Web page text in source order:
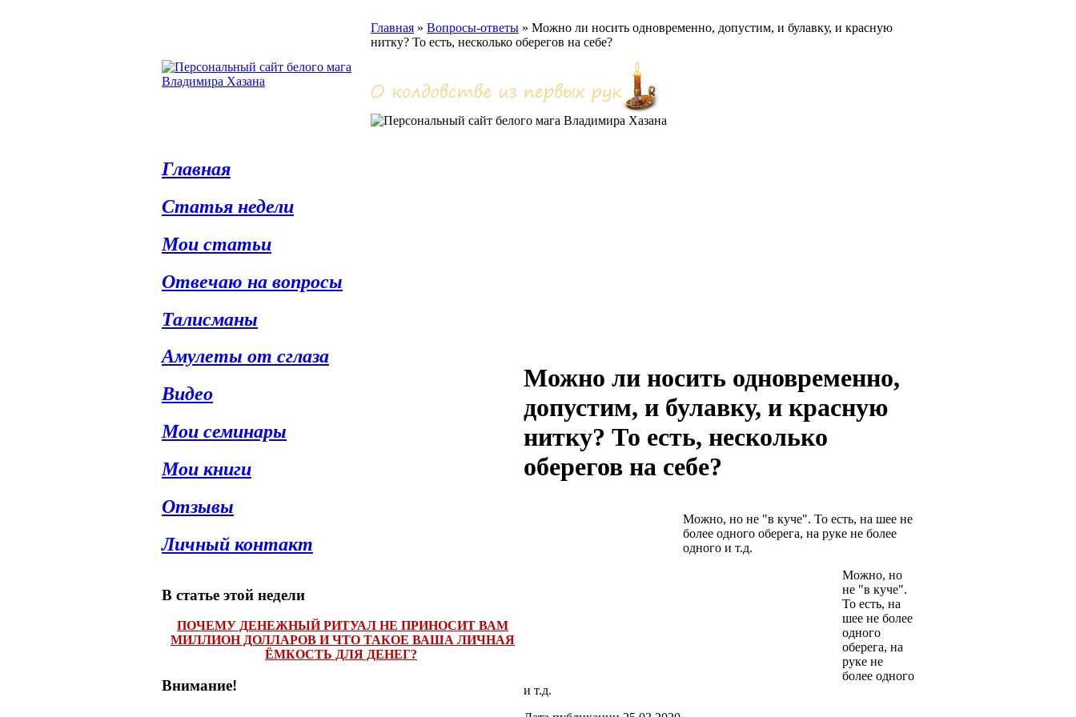
Главная » Вопросы-ответы » Можно ли носить одновременно, допустим, и булавку, и красную
нитку? То есть, несколько оберегов на себе?
Главная
Статья недели
Мои статьи
Отвечаю на вопросы
Талисманы
Амулеты от сглаза
Видео
Мои семинары
Мои книги
Отзывы
Личный контакт
В статье этой недели
ПОЧЕМУ ДЕНЕЖНЫЙ РИТУАЛ НЕ ПРИНОСИТ ВАМ
МИЛЛИОН ДОЛЛАРОВ И ЧТО ТАКОЕ ВАША ЛИЧНАЯ
ЁМКОСТЬ ДЛЯ ДЕНЕГ?
Внимание!
Можно ли носить одновременно,
допустим, и булавку, и красную
нитку? То есть, несколько
оберегов на себе?
Можно, но не "в куче". То есть, на шее не
более одного оберега, на руке не более
одного и т.д.
Можно, но
не "в куче".
То есть, на
шее не более
одного
оберега, на
руке не
более одного
и т.д.